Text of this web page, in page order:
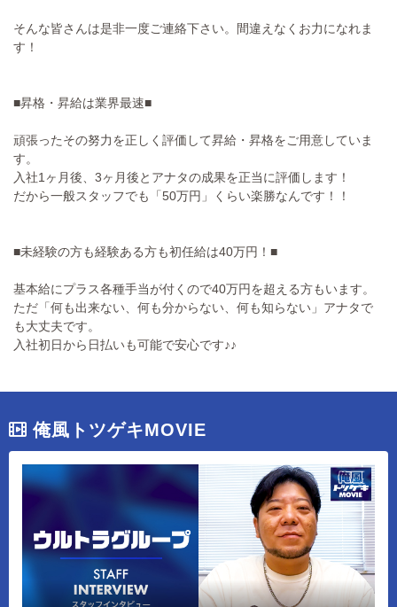
そんな皆さんは是非一度ご連絡下さい。間違えなくお力になれま
す！
■昇格・昇給は業界最速■
頑張ったその努力を正しく評価して昇給・昇格をご用意していま
す。
入社1ヶ月後、3ヶ月後とアナタの成果を正当に評価します！
だから一般スタッフでも「50万円」くらい楽勝なんです！！
■未経験の方も経験ある方も初任給は40万円！■
基本給にプラス各種手当が付くので40万円を超える方もいます。
ただ「何も出来ない、何も分からない、何も知らない」アナタで
も大丈夫です。
入社初日から日払いも可能で安心です♪♪
俺風トツゲキMOVIE